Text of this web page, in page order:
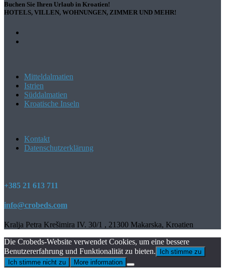
Buchen Sie Ihren Urlaub in Kroatien!
HOTELS, VILLEN, WOHNUNGEN, ZIMMER UND MEHR!
Mitteldalmatien
Istrien
Süddalmatien
Kroatische Inseln
Kontakt
Datenschutzerklärung
+385 21 613 711
info@crobeds.com
Kralja Petra Krešimira IV. 30/1 , 21300 Makarska, Kroatien
Die Crobeds-Website verwendet Cookies, um eine bessere
Benutzererfahrung und Funktionalität zu bieten.
Ich stimme zu
Ich stimme nicht zu
More information